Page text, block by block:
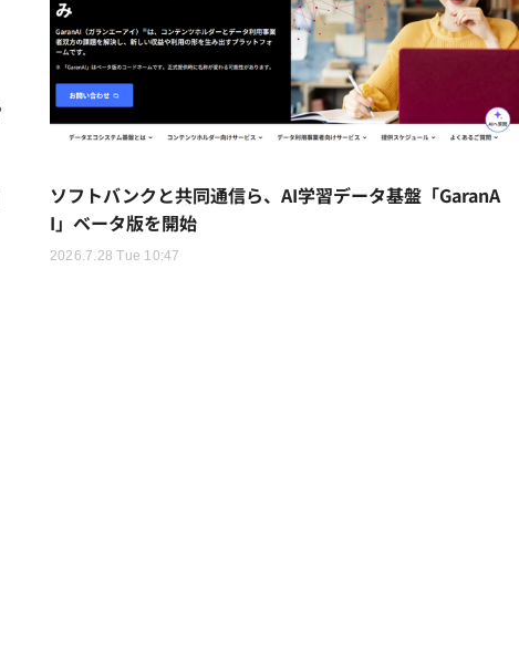
ソフトバンクと共同通信ら、AI学習データ基盤「GaranA
I」ベータ版を開始
2026.7.28 Tue 10:47